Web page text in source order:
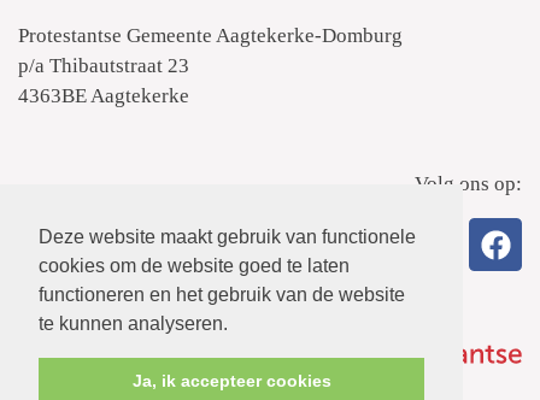
Deze website maakt gebruik van functionele
cookies om de website goed te laten
functioneren en het gebruik van de website
te kunnen analyseren.
Ja, ik accepteer cookies
Protestantse Gemeente Aagtekerke-Domburg
p/a Thibautstraat 23
4363BE Aagtekerke
Volg ons op: